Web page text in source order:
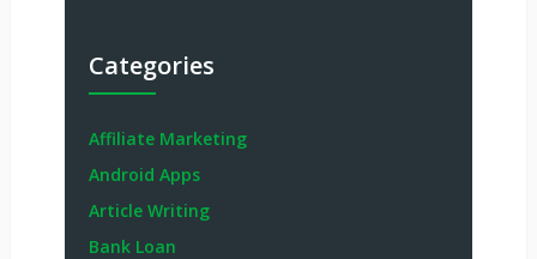
Categories
Affiliate Marketing
Android Apps
Article Writing
Bank Loan